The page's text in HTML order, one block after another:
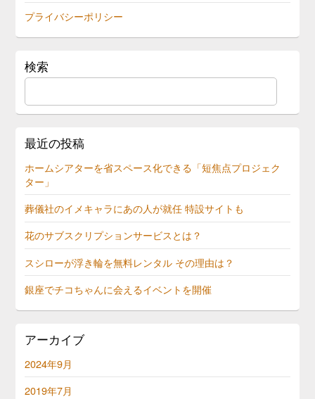
プライバシーポリシー
検索
最近の投稿
ホームシアターを省スペース化できる「短焦点プロジェク
ター」
葬儀社のイメキャラにあの人が就任 特設サイトも
花のサブスクリプションサービスとは？
スシローが浮き輪を無料レンタル その理由は？
銀座でチコちゃんに会えるイベントを開催
アーカイブ
2024年9月
2019年7月